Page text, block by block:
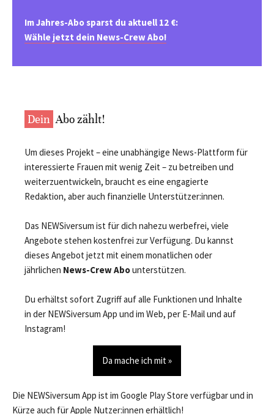
Im Jahres-Abo sparst du aktuell 12 €:
Wähle jetzt dein News-Crew Abo!
Dein Abo zählt!
Um dieses Projekt – eine unabhängige News-Plattform für
interessierte Frauen mit wenig Zeit – zu betreiben und
weiterzuentwickeln, braucht es eine engagierte
Redaktion, aber auch finanzielle Unterstützer:innen.
Das NEWSiversum ist für dich nahezu werbefrei, viele
Angebote stehen kostenfrei zur Verfügung. Du kannst
dieses Angebot jetzt mit einem monatlichen oder
jährlichen News-Crew Abounterstützen.
Du erhältst sofort Zugriff auf alle Funktionen und Inhalte
in der NEWSiversum App und im Web, per E-Mail und auf
Instagram!
Da mache ich mit »
Die NEWSiversum App ist im Google Play Store verfügbar und in
Kürze auch für Apple Nutzer:innen erhältlich!